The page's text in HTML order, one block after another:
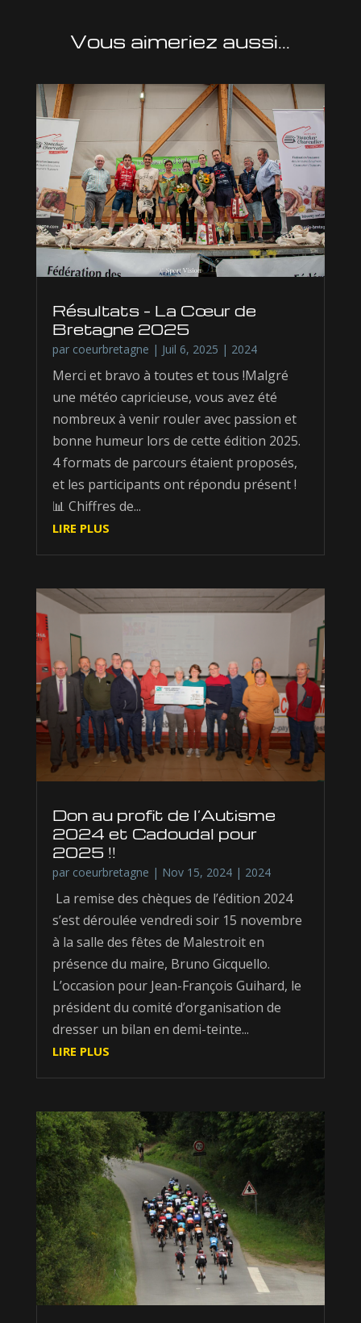
Vous aimeriez aussi...
Résultats – La Cœur de
Bretagne 2025
par coeurbretagne | Juil 6, 2025 | 2024
Merci et bravo à toutes et tous !Malgré
une météo capricieuse, vous avez été
nombreux à venir rouler avec passion et
bonne humeur lors de cette édition 2025.
4 formats de parcours étaient proposés,
et les participants ont répondu présent !
📊 Chiffres de...
LIRE PLUS
Don au profit de l’Autisme
2024 et Cadoudal pour
2025 !!
par coeurbretagne | Nov 15, 2024| 2024
La remise des chèques de l’édition 2024
s’est déroulée vendredi soir 15 novembre
à la salle des fêtes de Malestroit en
présence du maire, Bruno Gicquello.
L’occasion pour Jean-François Guihard, le
président du comité d’organisation de
dresser un bilan en demi-teinte...
LIRE PLUS